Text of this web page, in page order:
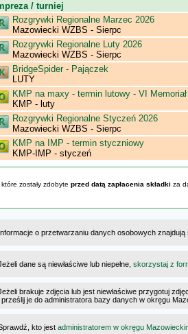
/ turniej
Rozgrywki Regionalne Marzec 2026
Mazowiecki WZBS - Sierpc
Rozgrywki Regionalne Luty 2026
Mazowiecki WZBS - Sierpc
BridgeSpider - Pajączek
LUTY
KMP na maxy - termin lutowy - VI
KMP - luty
Rozgrywki Regionalne Styczeń 2026
Mazowiecki WZBS - Sierpc
KMP na IMP - termin styczniowy
KMP-IMP - styczeń
zostały zdobyte przed datą zapłacenia składki za
o przetwarzaniu danych osobowych
dane są niewłaściwe lub niepełne, skorzystaj z
brakuje zdjęcia lub jest niewłaściwe przygotuj
prześlij je do administratora bazy danych w okręgu
kto jest administratorem w okręgu